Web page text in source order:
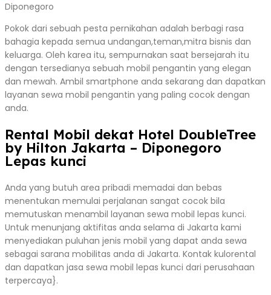
Pokok dari sebuah pesta pernikahan adalah berbagi rasa
bahagia kepada semua undangan,teman,mitra bisnis dan
keluarga. Oleh karea itu, sempurnakan saat bersejarah itu
dengan tersedianya sebuah mobil pengantin yang elegan
dan mewah. Ambil smartphone anda sekarang dan dapatkan
layanan sewa mobil pengantin yang paling cocok dengan
anda.
Rental Mobil dekat Hotel DoubleTree
by Hilton Jakarta – Diponegoro
Lepas kunci
Anda yang butuh area pribadi memadai dan bebas
menentukan memulai perjalanan sangat cocok bila
memutuskan menambil layanan sewa mobil lepas kunci.
Untuk menunjang aktifitas anda selama di Jakarta kami
menyediakan puluhan jenis mobil yang dapat anda sewa
sebagai sarana mobilitas anda di Jakarta. Kontak kulorental
dan dapatkan jasa sewa mobil lepas kunci dari perusahaan
terpercaya}.